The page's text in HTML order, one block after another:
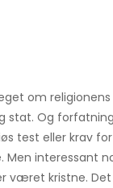
om religionens
stat. Og
test eller krav
interessant
været kristne. Det